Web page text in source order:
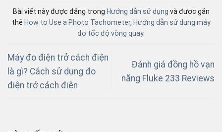
Bài viết này được đăng trong Hướng dẫn sử dụng và được gắn
thẻ How to Use a Photo Tachometer, Hướng dẫn sử dụng máy
đo tốc độ vòng quay.
Máy đo điện trở cách điện
là gì? Cách sử dụng đo
điện trở cách điện
Đánh giá đồng hồ vạn
năng Fluke 233 Reviews